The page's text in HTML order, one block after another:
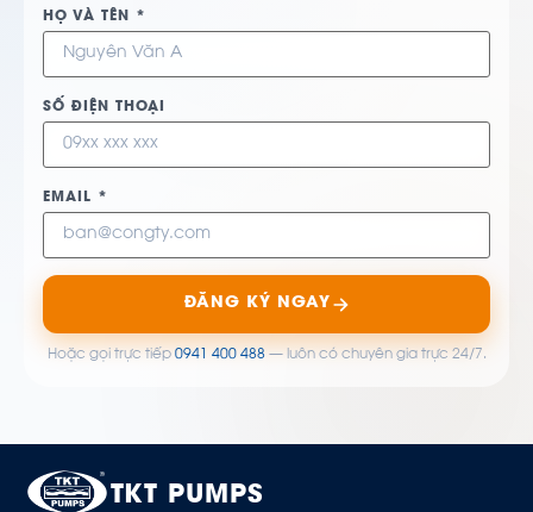
HỌ VÀ TÊN *
SỐ ĐIỆN THOẠI
EMAIL *
ĐĂNG KÝ NGAY
Hoặc gọi trực tiếp 0941 400 488— luôn có chuyên gia trực 24/7.
TKT PUMPS